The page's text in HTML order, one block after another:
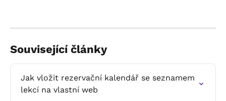
Související články
Jak vložit rezervační kalendář se seznamem
lekcí na vlastní web